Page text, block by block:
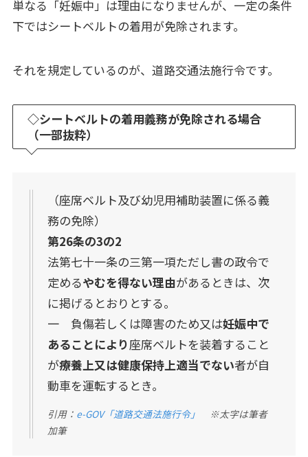
単なる「妊娠中」は理由になりませんが、一定の条件
下ではシートベルトの着用が免除されます。
それを規定しているのが、道路交通法施行令です。
◇シートベルトの着用義務が免除される場合
（一部抜粋）
（座席ベルト及び幼児用補助装置に係る義
務の免除）
第26条の3の2
法第七十一条の三第一項ただし書の政令で
定めるやむを得ない理由があるときは、次
に掲げるとおりとする。
一 負傷若しくは障害のため又は妊娠中で
あることにより座席ベルトを装着すること
が療養上又は健康保持上適当でない者が自
動車を運転するとき。
引用： e-GOV「道路交通法施行令」
※太字は筆者
加筆